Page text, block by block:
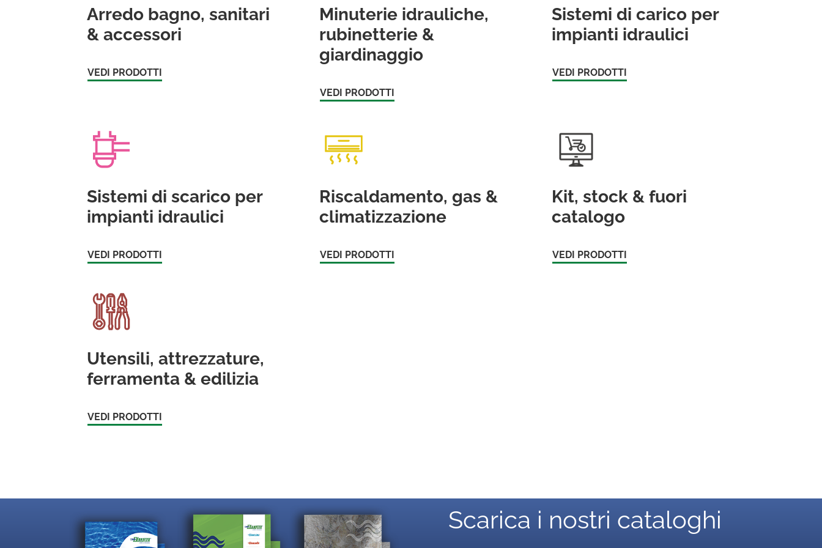
Arredo bagno, sanitari
& accessori
VEDI PRODOTTI
Minuterie idrauliche,
rubinetterie &
giardinaggio
VEDI PRODOTTI
Sistemi di carico per
impianti idraulici
VEDI PRODOTTI
Sistemi di scarico per
impianti idraulici
VEDI PRODOTTI
Riscaldamento, gas &
climatizzazione
VEDI PRODOTTI
Kit, stock & fuori
catalogo
VEDI PRODOTTI
Utensili, attrezzature,
ferramenta & edilizia
VEDI PRODOTTI
Scarica i nostri cataloghi